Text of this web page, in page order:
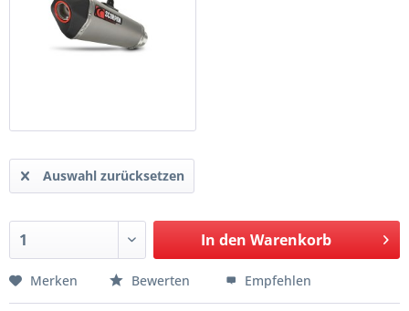
Auswahl zurücksetzen
In den Warenkorb
Merken Bewerten Empfehlen